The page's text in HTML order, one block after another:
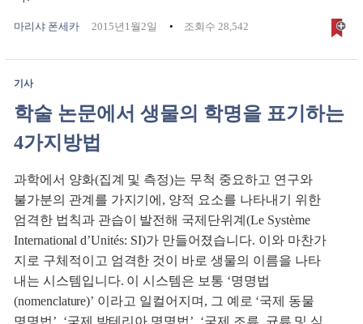
마리샤 폰세카 2015년1월2일 조회수 28,542
기사
학술 논문에서 생물의 학명을 표기하는
4가지방법
과학에서 양화(집계 및 측정)는 무척 중요하고 연구와
불가분의 관계를 가지기에, 양적 요소를 나타내기 위한
엄격한 법칙과 관습이 발전해 국제단위계(Le Système
International d’Unités: SI)가 만들어졌습니다. 이와 마찬가
지로 구체적이고 엄격한 것이 바로 생물의 이름을 나타
내는 시스템입니다. 이 시스템은 보통 ‘명명법
(nomenclature)’ 이라고 일컬어지며, 그 예로 ‘국제 동물